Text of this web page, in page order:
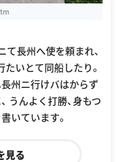
て長州へ使を頼まれ、
いとて同船したり。
州ニ行けバはからず
うんよく打勝、身もつ
いています。
見る